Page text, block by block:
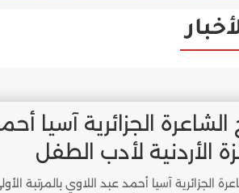
الشاعرة الجزائرية آسيا
الأردنية لأدب الطفل
الجزائرية آسيا أحمد عبد اللاوي بالمرتبة